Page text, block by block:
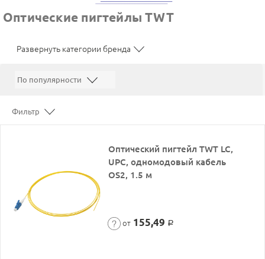
Оптические пигтейлы TWT
Развернуть категории бренда
Фильтр
Оптический пигтейл TWT LC,
UPC, одномодовый кабель
OS2, 1.5 м
от 155,49 Р